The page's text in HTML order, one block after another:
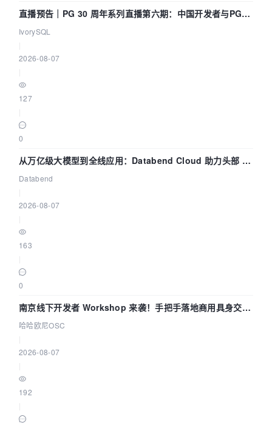
直播预告｜PG 30 周年系列直播第六期：中国开发者与PG内
核——我们改得动吗？我们贡献了什么？
IvorySQL
2026-08-07
127
0
从万亿级大模型到全线应用：Databend Cloud 助力头部 AI
企业构建全链路 Trace 数据管道
Databend
2026-08-07
163
0
南京线下开发者 Workshop 来袭！手把手落地商用具身交互
智能 Agent 应用
哈哈欧尼OSC
2026-08-07
192